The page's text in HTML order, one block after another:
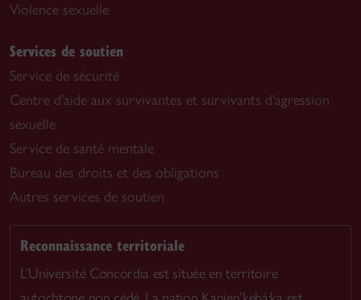
Violence sexuelle
Services de soutien
Service de sécurité
Centre d’aide aux survivantes et survivants d’agression
sexuelle
Service de santé mentale
Bureau des droits et des obligations
Autres services de soutien
Reconnaissance territoriale
L’Université Concordia est située en territoire